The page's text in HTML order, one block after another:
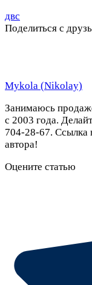
двс
Поделиться с
Mykola (Nikolay)
Занимаюсь
c 2003 года.
704-28-67. Ссылка
автора!
Оцените статью